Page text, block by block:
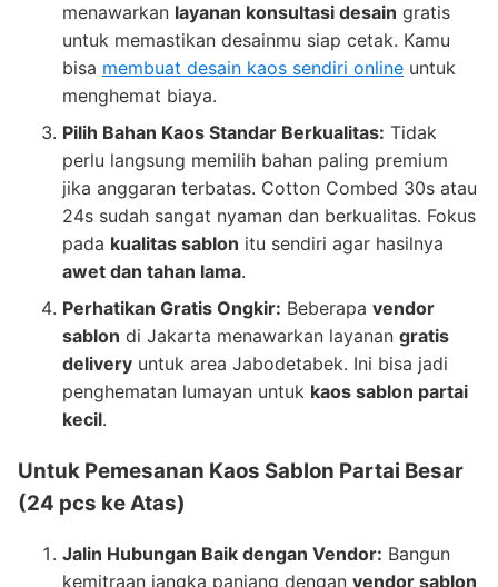
menawarkan layanan konsultasi desain gratis
untuk memastikan desainmu siap cetak. Kamu
bisa membuat desain kaos sendiri online untuk
menghemat biaya.
Pilih Bahan Kaos Standar Berkualitas: Tidak
perlu langsung memilih bahan paling premium
jika anggaran terbatas. Cotton Combed 30s atau
24s sudah sangat nyaman dan berkualitas. Fokus
pada kualitas sablon itu sendiri agar hasilnya
awet dan tahan lama.
Perhatikan Gratis Ongkir: Beberapa vendor
sablon di Jakarta menawarkan layanan gratis
delivery untuk area Jabodetabek. Ini bisa jadi
penghematan lumayan untuk kaos sablon partai
kecil.
Untuk Pemesanan Kaos Sablon Partai Besar
(24 pcs ke Atas)
Jalin Hubungan Baik dengan Vendor: Bangun
kemitraan jangka panjang dengan vendor sablon